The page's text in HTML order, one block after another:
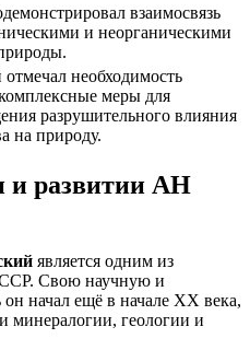
взаимосвязь
и неорганическими
необходимость
меры для
разрушительного влияния
на природу.
и развитии АН
является одним из
Свою научную и
он начал ещё в начале ХХ века,
минералогии, геологии и